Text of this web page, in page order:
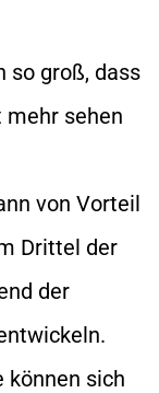
so groß, dass
mehr sehen
von Vorteil
Drittel der
der
können sich